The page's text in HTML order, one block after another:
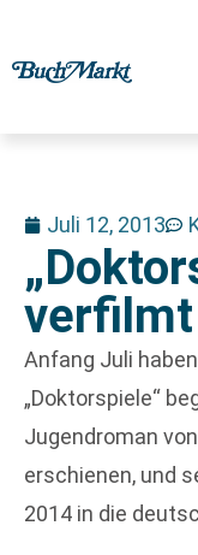
Juli 12, 2013
verfilmt
Anfang Juli
„Doktorspiele“
Jugendroman von
erschienen, und
2014 in die